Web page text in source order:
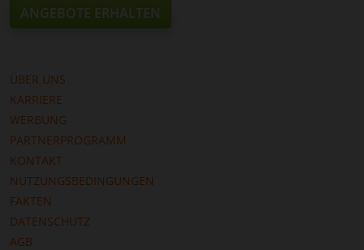
ANGEBOTE ERHALTEN
ÜBER UNS
KARRIERE
WERBUNG
PARTNERPROGRAMM
KONTAKT
NUTZUNGSBEDINGUNGEN
FAKTEN
DATENSCHUTZ
AGB